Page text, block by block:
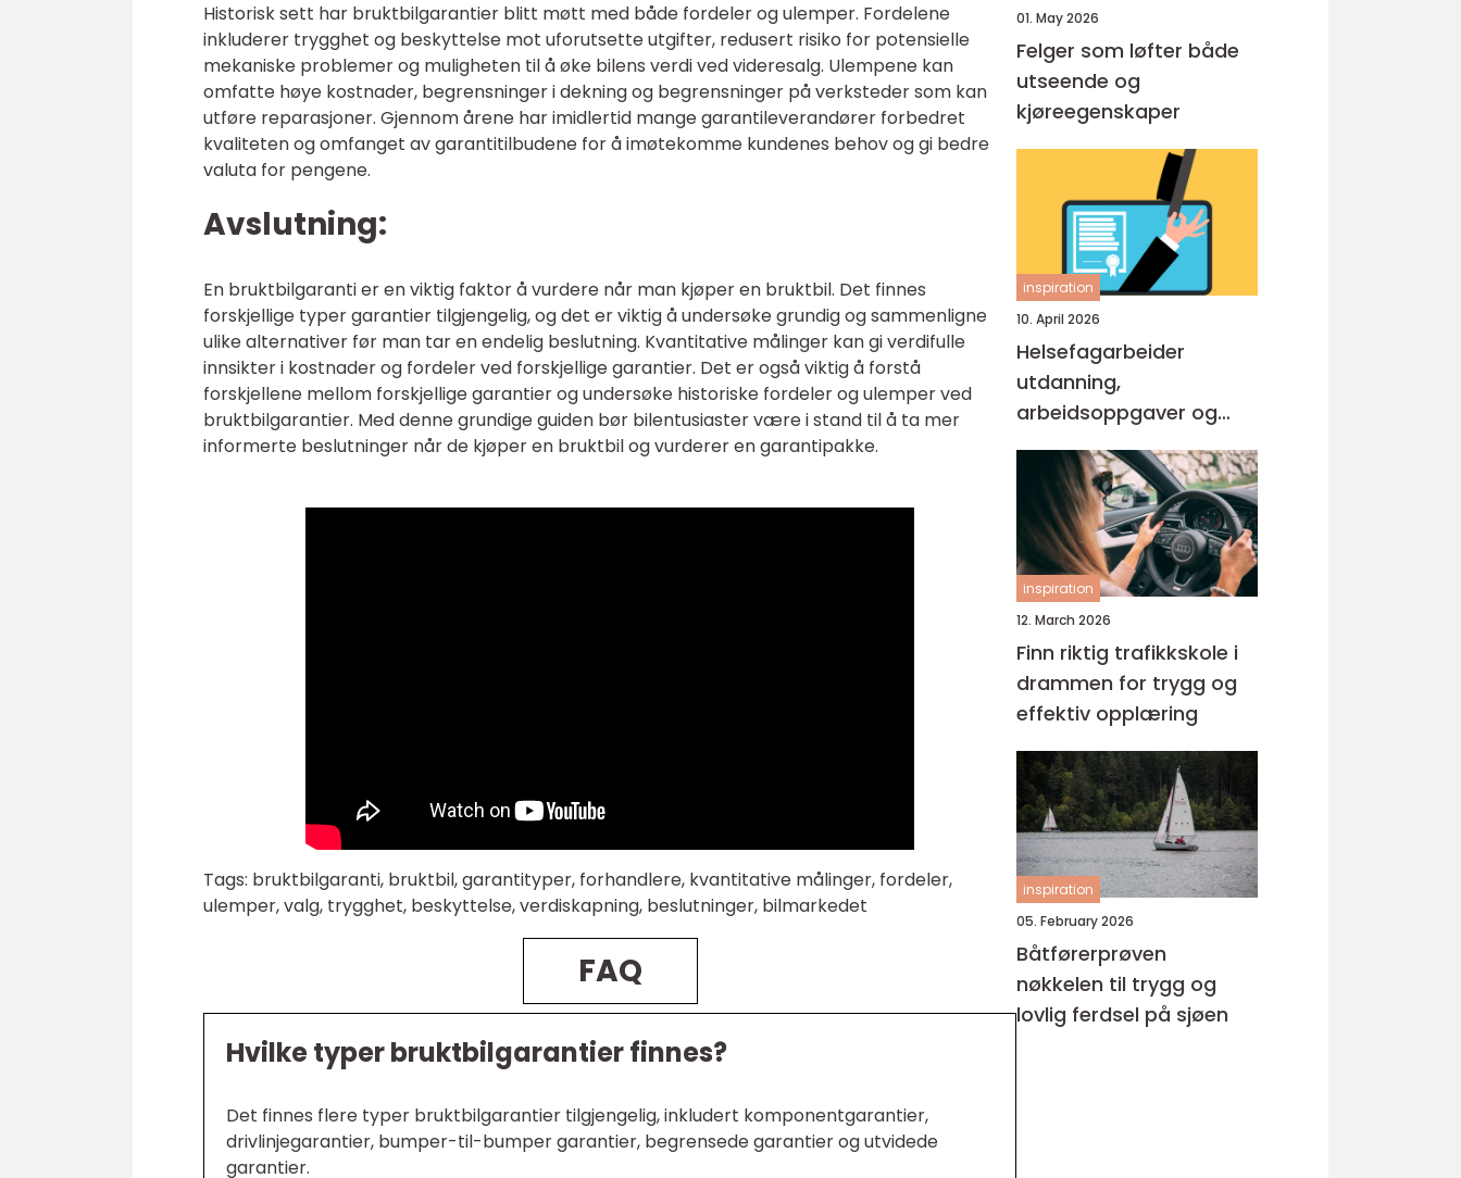
Historisk sett har bruktbilgarantier blitt møtt med både fordeler og ulemper. Fordelene
inkluderer trygghet og beskyttelse mot uforutsette utgifter, redusert risiko for potensielle
mekaniske problemer og muligheten til å øke bilens verdi ved videresalg. Ulempene kan
omfatte høye kostnader, begrensninger i dekning og begrensninger på verksteder som kan
utføre reparasjoner. Gjennom årene har imidlertid mange garantileverandører forbedret
kvaliteten og omfanget av garantitilbudene for å imøtekomme kundenes behov og gi bedre
valuta for pengene.
Avslutning:
En bruktbilgaranti er en viktig faktor å vurdere når man kjøper en bruktbil. Det finnes
forskjellige typer garantier tilgjengelig, og det er viktig å undersøke grundig og sammenligne
ulike alternativer før man tar en endelig beslutning. Kvantitative målinger kan gi verdifulle
innsikter i kostnader og fordeler ved forskjellige garantier. Det er også viktig å forstå
forskjellene mellom forskjellige garantier og undersøke historiske fordeler og ulemper ved
bruktbilgarantier. Med denne grundige guiden bør bilentusiaster være i stand til å ta mer
informerte beslutninger når de kjøper en bruktbil og vurderer en garantipakke.
Tags: bruktbilgaranti, bruktbil, garantityper, forhandlere, kvantitative målinger, fordeler,
ulemper, valg, trygghet, beskyttelse, verdiskapning, beslutninger, bilmarkedet
FAQ
Hvilke typer bruktbilgarantier finnes?
Det finnes flere typer bruktbilgarantier tilgjengelig, inkludert komponentgarantier,
drivlinjegarantier, bumper-til-bumper garantier, begrensede garantier og utvidede
garantier.
01. May 2026
Felger som løfter både
utseende og
kjøreegenskaper
inspiration
10. April 2026
Helsefagarbeider
utdanning,
arbeidsoppgaver og
muligheter
inspiration
12. March 2026
Finn riktig trafikkskole i
drammen for trygg og
effektiv opplæring
inspiration
05. February 2026
Båtførerprøven
nøkkelen til trygg og
lovlig ferdsel på sjøen